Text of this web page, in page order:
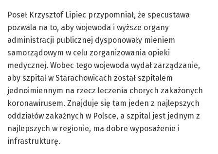
Poseł Krzysztof Lipiec przypomniał, że specustawa
pozwala na to, aby wojewoda i wyższe organy
administracji publicznej dysponowały mieniem
samorządowym w celu zorganizowania opieki
medycznej. Wobec tego wojewoda wydał zarządzanie,
aby szpital w Starachowicach został szpitalem
jednoimiennym na rzecz leczenia chorych zakażonych
koronawirusem. Znajduje się tam jeden z najlepszych
oddziałów zakaźnych w Polsce, a szpital jest jednym z
najlepszych w regionie, ma dobre wyposażenie i
infrastrukturę.